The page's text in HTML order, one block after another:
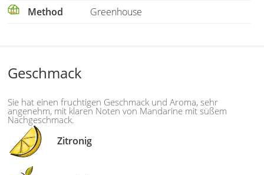
Method
Greenhouse
Geschmack
Sie hat einen fruchtigen Geschmack und Aroma, sehr
angenehm, mit klaren Noten von Mandarine mit süßem
Nachgeschmack.
Zitronig